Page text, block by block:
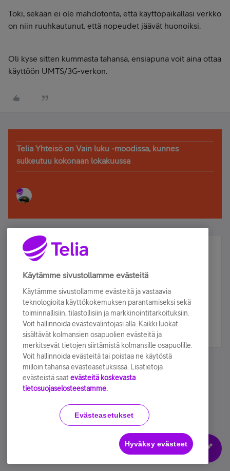
Toki, sekään ei ole mahdotonta, että käyttöpaikallasi verkko
on niin ruuhkautunut, että nopeudet jäävät huonoiksi.
Oli kyse sitten kummasta tahansa, ensiapuna voit aina ottaa
käyttöön UMTS/3G-verkon.
Telia Yhteisö on Vain luku -moodissa, kunnes
sulkeutuu kokonaan lokakuussa
Älä jää paitsi – osallistu ja voita!
Tilaa Telian uutiskirje ja olet mukana arvonnassa.
sähköpostiisi.
Tilaa nyt
Käyttöehdot Accessibility statement
Evästeasetukset
Käytämme sivustollamme evästeitä
Käytämme sivustollamme evästeitä ja vastaavia
teknologioita käyttökokemuksen parantamiseksi sekä
toiminnallisiin, tilastollisiin ja markkinointitarkoituksiin.
Voit hallinnoida evästevalintojasi alla. Kaikki luokat
sisältävät kolmansien osapuolien evästeitä ja
merkitsevät tietojen siirtämistä kolmansille osapuolille.
Voit hallinnoida evästeitä tai poistaa ne käytöstä
milloin tahansa evästeasetuksissa. Lisätietoja
evästeistä saat evästeitä koskevasta
tietosuojaselosteestamme.
Evästeasetukset
Hyväksy evästeet